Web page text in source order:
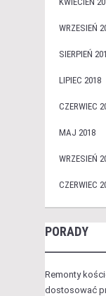
WRZESIEŃ
SIERPIEŃ
LIPIEC 2018
CZERWIEC
MAJ 2018
WRZESIEŃ
CZERWIEC
PORADY
Remonty
dostosować